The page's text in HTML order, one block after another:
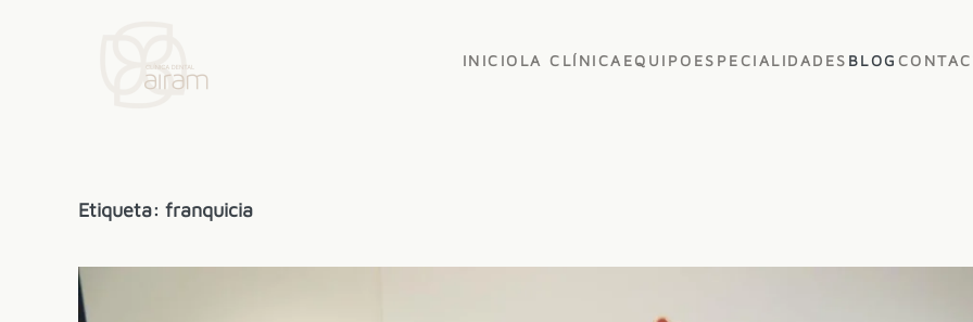
INICIO LA CLÍNICA EQUIPO ESPECIALIDADES BLOG
Etiqueta: franquicia